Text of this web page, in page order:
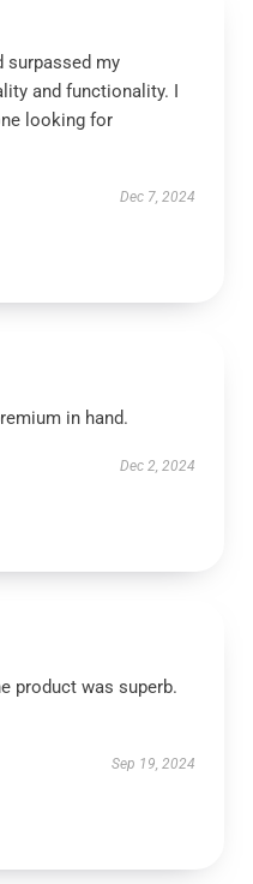
surpassed my
and functionality. I
looking for
Dec 7, 2024
in hand.
Dec 2, 2024
product was superb.
Sep 19, 2024